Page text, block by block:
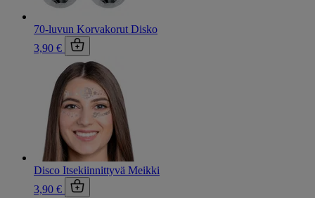
70-luvun Korvakorut Disko
3,90 €
Disco Itsekiinnittyvä Meikki
3,90 €